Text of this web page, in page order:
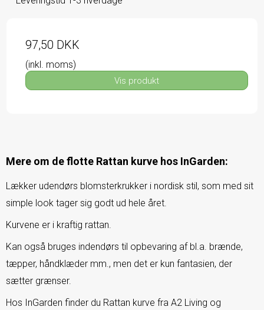
97,50 DKK
(inkl. moms)
Vis produkt
Mere om de flotte Rattan kurve hos InGarden:
Lækker udendørs blomsterkrukker i nordisk stil, som med sit
simple look tager sig godt ud hele året.
Kurvene er i kraftig rattan.
Kan også bruges indendørs til opbevaring af bl.a. brænde,
tæpper, håndklæder mm., men det er kun fantasien, der
sætter grænser.
Hos InGarden finder du Rattan kurve fra A2 Living og